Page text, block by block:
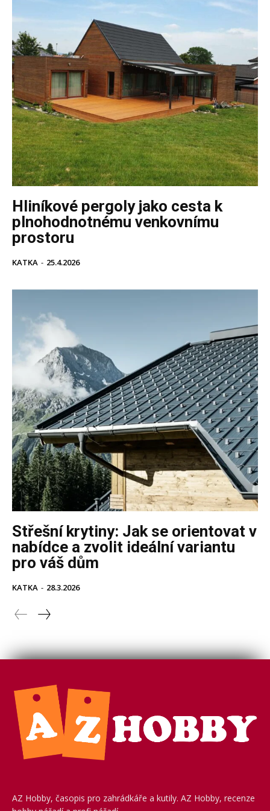
AZ Hobby, časopis pro zahrádkáře a kutily. AZ Hobby, recenze